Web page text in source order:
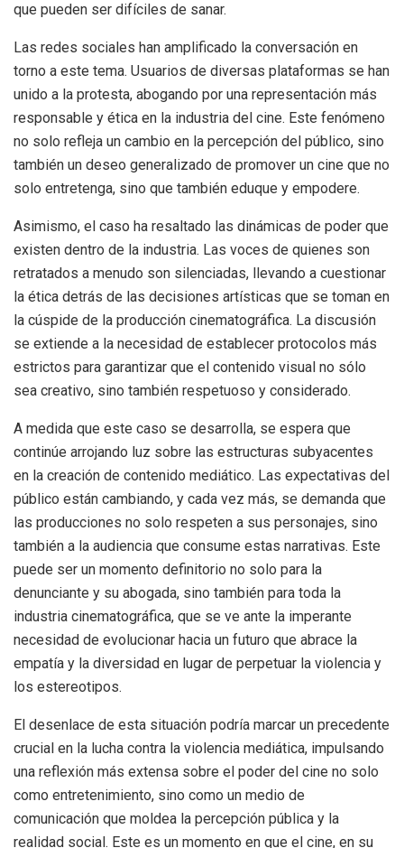
que pueden ser difíciles de sanar.
Las redes sociales han amplificado la conversación en
torno a este tema. Usuarios de diversas plataformas se han
unido a la protesta, abogando por una representación más
responsable y ética en la industria del cine. Este fenómeno
no solo refleja un cambio en la percepción del público, sino
también un deseo generalizado de promover un cine que no
solo entretenga, sino que también eduque y empodere.
Asimismo, el caso ha resaltado las dinámicas de poder que
existen dentro de la industria. Las voces de quienes son
retratados a menudo son silenciadas, llevando a cuestionar
la ética detrás de las decisiones artísticas que se toman en
la cúspide de la producción cinematográfica. La discusión
se extiende a la necesidad de establecer protocolos más
estrictos para garantizar que el contenido visual no sólo
sea creativo, sino también respetuoso y considerado.
A medida que este caso se desarrolla, se espera que
continúe arrojando luz sobre las estructuras subyacentes
en la creación de contenido mediático. Las expectativas del
público están cambiando, y cada vez más, se demanda que
las producciones no solo respeten a sus personajes, sino
también a la audiencia que consume estas narrativas. Este
puede ser un momento definitorio no solo para la
denunciante y su abogada, sino también para toda la
industria cinematográfica, que se ve ante la imperante
necesidad de evolucionar hacia un futuro que abrace la
empatía y la diversidad en lugar de perpetuar la violencia y
los estereotipos.
El desenlace de esta situación podría marcar un precedente
crucial en la lucha contra la violencia mediática, impulsando
una reflexión más extensa sobre el poder del cine no solo
como entretenimiento, sino como un medio de
comunicación que moldea la percepción pública y la
realidad social. Este es un momento en que el cine, en su